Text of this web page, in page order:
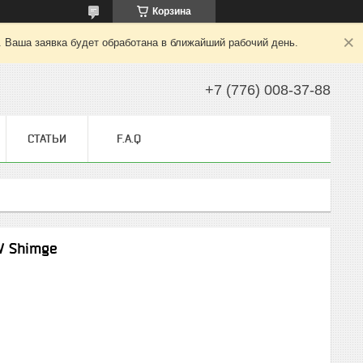
Корзина
заявка будет обработана в ближайший рабочий день.
+7 (776) 008-37-88
СТАТЬИ F.A.Q
Shimge